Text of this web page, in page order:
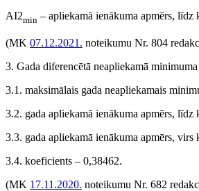
AI2min – apliekamā ienākuma apmērs,
(MK 07.12.2021. noteikumu Nr. 804
3. Gada diferencētā neapliekamā
3.1. maksimālais gada neapliekamais
3.2. gada apliekamā ienākuma apmērs,
3.3. gada apliekamā ienākuma apmērs,
3.4. koeficients – 0,38462.
(MK 17.11.2020. noteikumu Nr. 682